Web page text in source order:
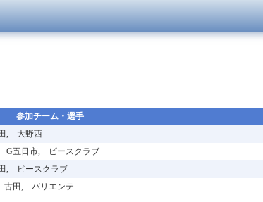
参加チーム・選手
, 大野西
五日市, ピースクラブ
, ピースクラブ
田, バリエンテ